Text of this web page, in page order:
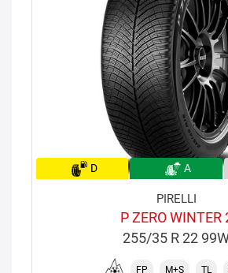
D A
PIRELLI
P ZERO WINTER
255/35 R 22
FP M+S TL